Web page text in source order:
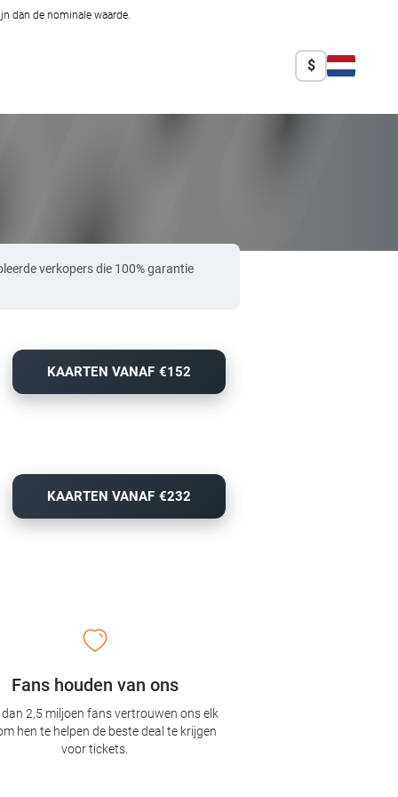
dan de nominale waarde.
$
verkopers die 100% garantie
KAARTEN VANAF €152
KAARTEN VANAF €232
Fans houden van ons
2,5 miljoen fans vertrouwen ons elk
hen te helpen de beste deal te krijgen
voor tickets.